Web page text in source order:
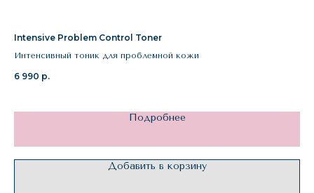
Intensive Problem Control Toner
Интенсивный тоник для проблемной кожи
6 990 р.
Подробнее
Добавить в корзину